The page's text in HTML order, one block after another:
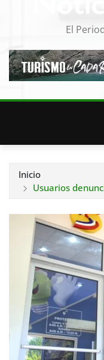
El
Inicio
Usuarios